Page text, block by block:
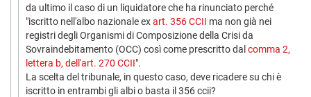
da ultimo il caso di un liquidatore che ha rinunciato perché
"iscritto nell'albo nazionale exart. 356 CCII ma non già nei
registri degli Organismi di Composizione della Crisi da
Sovraindebitamento (OCC) così come prescritto dal comma 2,
lettera b, dell'art. 270 CCII".
La scelta del tribunale, in questo caso, deve ricadere su chi è
iscritto in entrambi gli albi o basta il 356 ccii?